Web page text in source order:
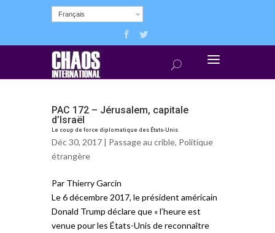
Français
PAC 172 – Jérusalem, capitale
d’Israël
Le coup de force diplomatique des États-Unis
Déc 30, 2017 | Passage au crible, Politique
étrangère
Par Thierry Garcin
Le 6 décembre 2017, le président américain
Donald Trump déclare que « l’heure est
venue pour les États-Unis de reconnaître